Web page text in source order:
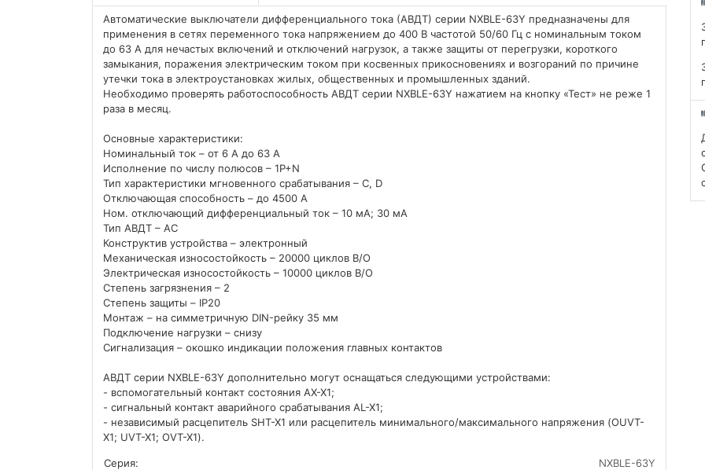
Автоматические выключатели дифференциального тока (АВДТ) серии NXBLE-63Y предназначены для
применения в сетях переменного тока напряжением до 400 В частотой 50/60 Гц с номинальным током
до 63 А для нечастых включений и отключений нагрузок, а также защиты от перегрузки, короткого
замыкания, поражения электрическим током при косвенных прикосновениях и возгораний по причине
утечки тока в электроустановках жилых, общественных и промышленных зданий.
Необходимо проверять работоспособность АВДТ серии NXBLE-63Y нажатием на кнопку «Тест» не реже 1
раза в месяц.
Основные характеристики:
Номинальный ток – от 6 А до 63 А
Исполнение по числу полюсов – 1P+N
Тип характеристики мгновенного срабатывания – С, D
Отключающая способность – до 4500 А
Ном. отключающий дифференциальный ток – 10 мA; 30 мA
Тип АВДТ – AC
Конструктив устройства – электронный
Механическая износостойкость – 20000 циклов В/О
Электрическая износостойкость – 10000 циклов В/О
Степень загрязнения – 2
Степень защиты – IP20
Монтаж – на симметричную DIN-рейку 35 мм
Подключение нагрузки – снизу
Сигнализация – окошко индикации положения главных контактов
АВДТ серии NXBLE-63Y дополнительно могут оснащаться следующими устройствами:
- вспомогательный контакт состояния AX-X1;
- сигнальный контакт аварийного срабатывания AL-X1;
- независимый расцепитель SHT-X1 или расцепитель минимального/максимального напряжения (OUVT-
X1; UVT-X1; OVT-X1).
Серия:
NXBLE-63Y